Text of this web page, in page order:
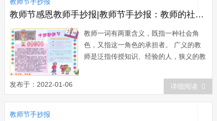
者，将和煦的阳光洒满人间。这幅小学生
教师节手抄...
教师节感恩教师手抄报|教师节手抄报：教师的社会角色
教师一词有两重含义，既指一种社会角
色，又指这一角色的承担者。 广义的教
师是泛指传授知识、经验的人，狭义的教
育(学校)中担任教育、教学工作的人，狭
义方面来理解，即教师是指受过专门教育
和训练的，在学校中向学生传递人类科学
文化知识和技能，发展学生的体质，对学
发布于：2022-01-06 详细阅读
教师节手抄报